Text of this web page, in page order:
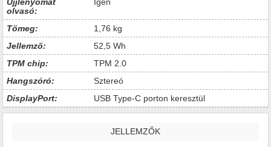
olvasó:
Tömeg:
1,76 kg
Jellemző:
52,5 Wh
TPM chip:
TPM 2.0
Hangszóró:
Sztereó
DisplayPort:
USB Type-C porton keresztül
JELLEMZŐK